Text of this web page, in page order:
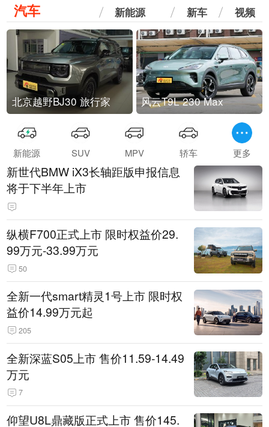
汽车 新能源 新车 视频
北京越野BJ30 旅行家 风云T9L 230 Max
新能源 SUV MPV 轿车 更多
新世代BMW iX3长轴距版申报信息
将于下半年上市
纵横F700正式上市 限时权益价29.
99万元-33.99万元
50
全新一代smart精灵1号上市 限时权
益价14.99万元起
205
全新深蓝S05上市 售价11.59-14.49
万元
7
仰望U8L鼎藏版正式上市 售价145.